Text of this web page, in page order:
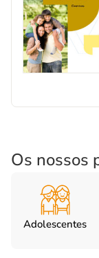
Os nossos
Adolescentes